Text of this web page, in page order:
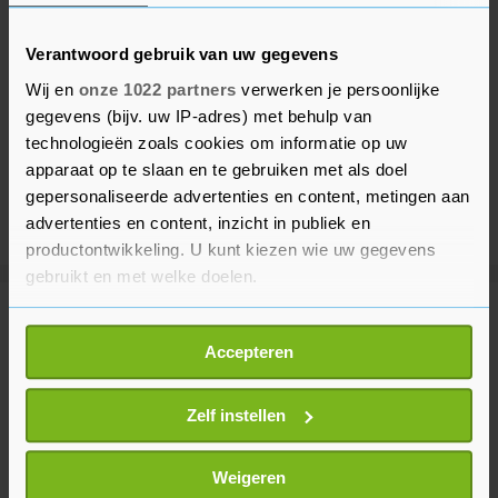
Verantwoord gebruik van uw gegevens
Wij en onze 1022 partners verwerken je persoonlijke
gegevens (bijv. uw IP-adres) met behulp van
technologieën zoals cookies om informatie op uw
apparaat op te slaan en te gebruiken met als doel
gepersonaliseerde advertenties en content, metingen aan
advertenties en content, inzicht in publiek en
productontwikkeling. U kunt kiezen wie uw gegevens
gebruikt en met welke doelen.
Als u het toestaat, willen we ook graag:
Informatie verzamelen over uw geografische
locatie, die tot een paar meter nauwkeurig kan zijn
Uw apparaat identificeren door het actief te
scannen op specifieke eigenschappen (fingerprinting)
Lees meer over hoe uw persoonlijke gegevens worden
Accepteren
Zelf instellen
Weigeren
Meer uit Buitenland
intrekken na dreigement Spanje
1 uur geleden